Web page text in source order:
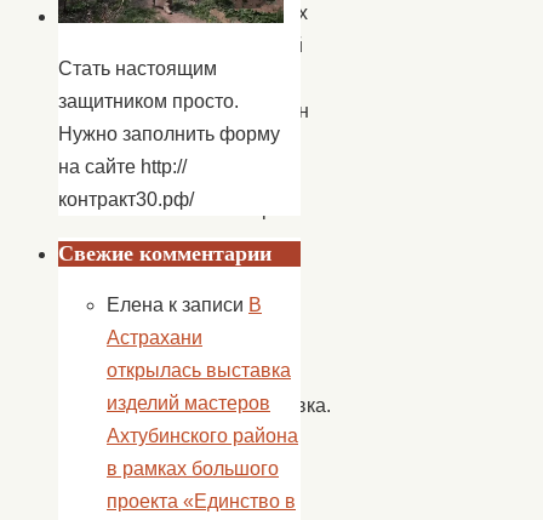
народных
традиций
посвящен
вечер
в
культуры
Ново-
Николаевка.
Стать настоящим
защитником просто.
Нужно заполнить форму
на сайте http://
контракт30.рф/
Свежие комментарии
Елена к записи В
Астрахани
открылась выставка
изделий мастеров
Ахтубинского района
в рамках большого
проекта «Единство в